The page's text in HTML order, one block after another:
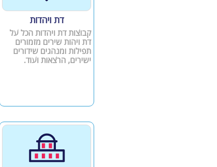
דת ויהדות
קבוצות דת ויהדות הכל על
דת ויהות שירים מזמורים
תפילות ומנהגים שידורים
ישירים, הרצאות ועוד.